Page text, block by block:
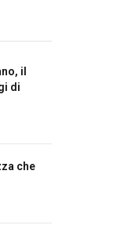
il
di
che